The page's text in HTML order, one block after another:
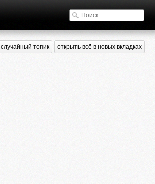
случайный топик открыть всё в новых вкладках